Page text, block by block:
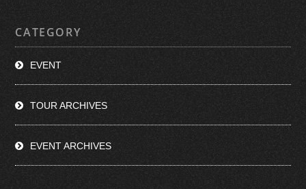
CATEGORY
EVENT
TOUR ARCHIVES
EVENT ARCHIVES